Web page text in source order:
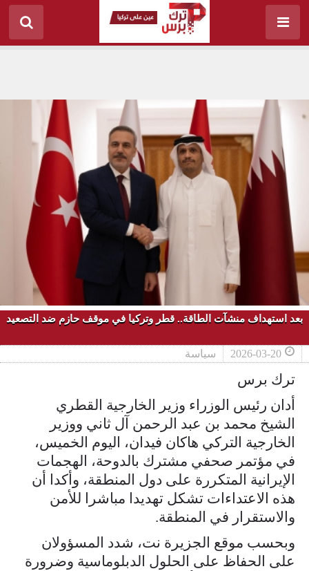
بعد استهداف منشآت الطاقة.. قطر وتركيا في موقف حازم ضد التصعيد
2026-03-20 سياسة
ترك برس
أدان رئيس الوزراء وزير الخارجية القطري
الشيخ محمد بن عبد الرحمن آل ثاني ووزير
الخارجية التركي هاكان فيدان، اليوم الخميس،
في مؤتمر صحفي مشترك بالدوحة، الهجمات
الإيرانية المتكررة على دول المنطقة، وأكدا أن
هذه الاعتداءات تشكل تهديدا مباشرا للأمن
والاستقرار في المنطقة.
وبحسب موقع الجزيرة نت، شدد المسؤولان
على الحفاظ على الحلول الدبلوماسية وضرورة